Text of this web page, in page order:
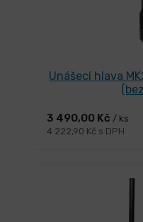
Unášecí hlava
3 490,00 Kč / ks
4 222,90 Kč s DPH